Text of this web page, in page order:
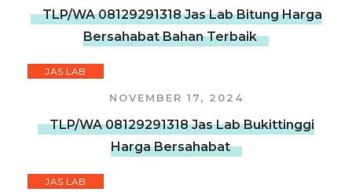
TLP/WA 08129291318 Jas Lab Bitung Harga
Bersahabat Bahan Terbaik
JAS LAB
NOVEMBER 17, 2024
TLP/WA 08129291318 Jas Lab Bukittinggi
Harga Bersahabat
JAS LAB